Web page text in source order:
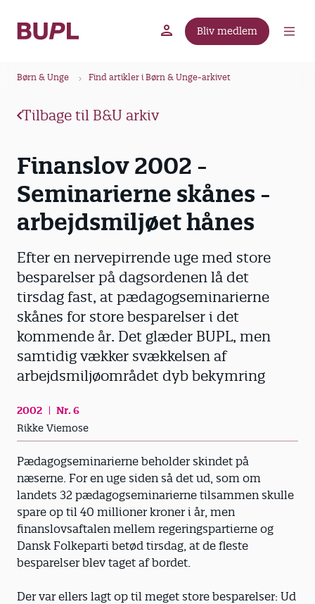
Bliv medlem
Børn & Unge Find artikler i Børn & Unge-arkivet
Tilbage til B&U arkiv
Finanslov 2002 -
Seminarierne skånes -
arbejdsmiljøet hånes
Efter en nervepirrende uge med store
besparelser på dagsordenen lå det
tirsdag fast, at pædagogseminarierne
skånes for store besparelser i det
kommende år. Det glæder BUPL, men
samtidig vækker svækkelsen af
arbejdsmiljøområdet dyb bekymring
2002
Nr. 6
Rikke Viemose
Pædagogseminarierne beholder skindet på
næserne. For en uge siden så det ud, som om
landets 32 pædagogseminarierne tilsammen skulle
spare op til 40 millioner kroner i år, men
finanslovsaftalen mellem regeringspartierne og
Dansk Folkeparti betød tirsdag, at de fleste
besparelser blev taget af bordet.
Der var ellers lagt op til meget store besparelser: Ud